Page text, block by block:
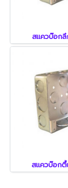
สแควบ๊อกลึ
สแควบ๊อกตื้